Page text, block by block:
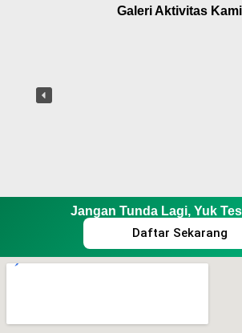
Galeri Aktivitas Kami
Jangan Tunda Lagi, Yuk
Daftar Sekarang